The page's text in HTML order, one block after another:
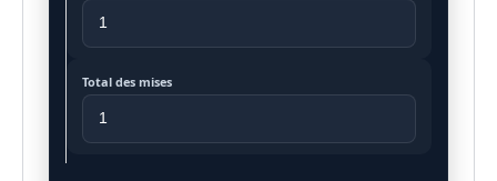
Total des mises